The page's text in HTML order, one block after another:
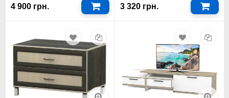
4 900 грн. 3 320 грн.